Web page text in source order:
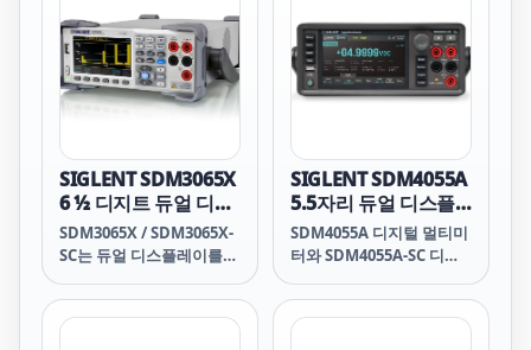
장치를 검증할 경우 Hydra
Series III을 사용하면 이
러한 지침 또는 규정을 훨
씬 더 쉽게 준수할 수 있습
니다.
SIGLENT SDM3065X
6 ½ 디지트 듀얼 디스
플레이 디지털 멀티미
터
SDM3065X / SDM3065X-
SC는 듀얼 디스플레이를
만 카운트 디지털 멀티미
터)입니다. SDM3065X 시
SIGLENT SDM4055A
5.5자리 듀얼 디스플
레이 디지털 멀티미터
SDM4055A 디지털 멀티미
터와 SDM4055A-SC 디지
자리 판독 분해능과 듀얼
디스플레이를 갖추고 있어